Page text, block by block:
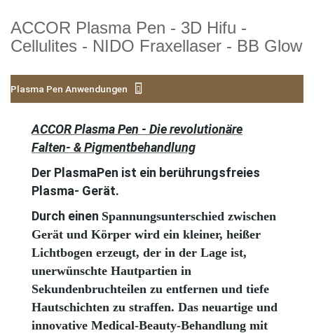
ACCOR Plasma Pen - 3D Hifu -
Cellulites - NIDO Fraxellaser - BB Glow
Plasma Pen Anwendungen
ACCOR Plasma Pen - Die revolutionäre
Falten- & Pigmentbehandlung
Der PlasmaPen ist ein berührungsfreies
Plasma- Gerät.
Durch einen Spannungsunterschied zwischen
Gerät und Körper wird ein kleiner, heißer
Lichtbogen erzeugt, der in der Lage ist,
unerwünschte Hautpartien in
Sekundenbruchteilen zu entfernen und tiefe
Hautschichten zu straffen. Das neuartige und
innovative Medical-Beauty-Behandlung mit